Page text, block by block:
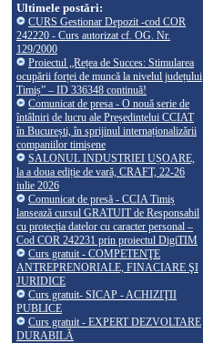
Ultimele postări:
CURS Gestionar Depozit -cod COR
242220 - Curs autorizat cf. OG. Nr.
129/2000
Proiectul „Rețea de Succes: Stimularea
ocupării forței de muncă la nivelul județului
Timiș” – ID 336348 continuă!
Comunicat de presa - O nouă serie de
întâlniri de lucru ale Președintelui CCIAT
în București, în sprijinul internaționalizării
companiilor timișene
SALONUL INDUSTRIEI UȘOARE,
la a doua ediție de vară, CRAFT, 22-26
iulie 2026
Comunicat de presă - CCIA Timiș
lansează cursul GRATUIT de Responsabil
cu protecția datelor cu caracter personal –
Cod COR 242231 prin proiectul DigiTIM
Curs gratuit - COMPETENŢE
ANTREPRENORIALE, FINACIARE ŞI
JURIDICE
Curs gratuit- SICAP - ACHIZIŢII
PUBLICE
Curs gratuit - EXPERT DEZVOLTARE
DURABILĂ